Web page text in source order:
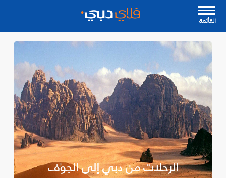
القأئمة
الرحلات من دبي إلى الجوف